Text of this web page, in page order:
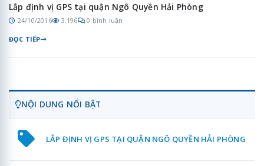
Lắp định vị GPS tại quận Ngô Quyền Hải Phòng
24/10/2016 3.196 0 bình luận
ĐỌC TIẾP
NỘI DUNG NỔI BẬT
LẮP ĐỊNH VỊ GPS TẠI QUẬN NGÔ QUYỀN HẢI PHÒNG